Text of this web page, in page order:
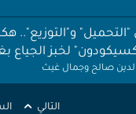
"التحميل" و"التوزيع"..
لخبز الجياع
الدين صالح وجمال غيث
نظافة في الظل.. لا
التالي